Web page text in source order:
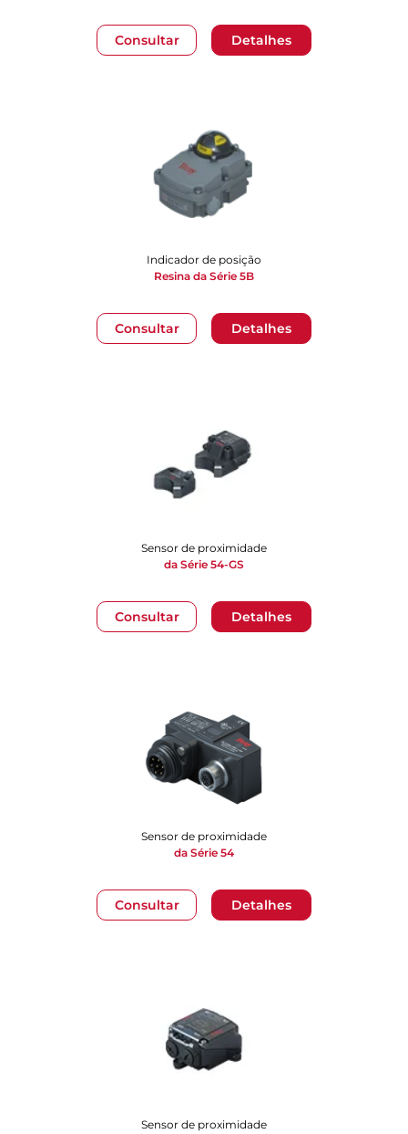
Consultar Detalhes
Consultar Detalhes
Indicador de posição
Resina da Série 5B
Consultar Detalhes
Sensor de proximidade
da Série 54-GS
Consultar Detalhes
Sensor de proximidade
da Série 54
Sensor de proximidade